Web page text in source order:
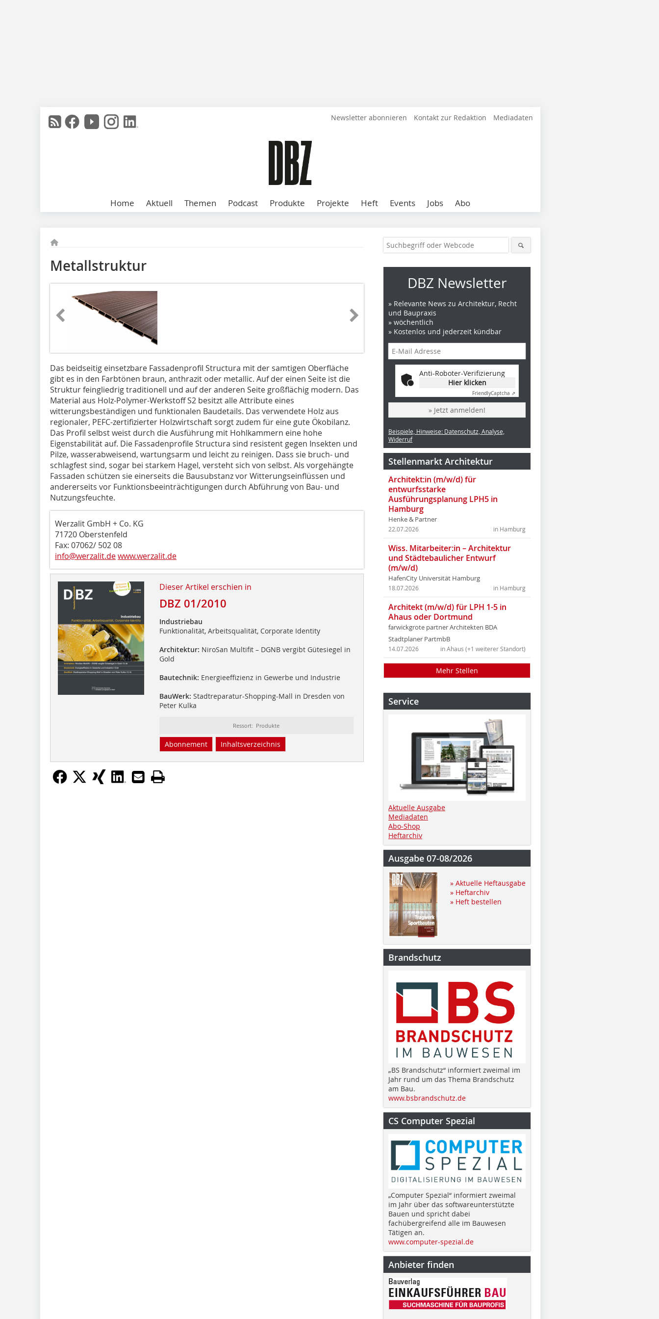
Newsletter abonnieren Kontakt zur Redaktion Mediadaten
Home Aktuell Themen Podcast Produkte Projekte Heft Events Jobs Abo
Metallstruktur
Das beidseitig einsetzbare Fassadenprofil Structura mit der samtigen Oberfläche
gibt es in den Farbtönen braun, anthrazit oder metallic. Auf der einen Seite ist die
Struktur feingliedrig traditionell und auf der anderen Seite großflächig modern. Das
Material aus Holz-Polymer-Werkstoff S2 besitzt alle Attribute eines
witterungsbeständigen und funktionalen Baudetails. Das verwendete Holz aus
regionaler, PEFC-zertifizierter Holzwirtschaft sorgt zudem für eine gute Ökobilanz.
Das Profil selbst weist durch die Ausführung mit Hohlkammern eine hohe
Eigenstabilität auf. Die Fassadenprofile Structura sind resistent gegen Insekten und
Pilze, wasserabweisend, wartungsarm und leicht zu reinigen. Dass sie bruch- und
schlagfest sind, sogar bei starkem Hagel, versteht sich von selbst. Als vorgehängte
Fassaden schützen sie einerseits die Bausubstanz vor Witterungseinflüssen und
andererseits vor Funktionsbeeinträchtigungen durch Abführung von Bau- und
Nutzungsfeuchte.
Werzalit GmbH + Co. KG
71720 Oberstenfeld
Fax: 07062/ 502 08
info@werzalit.dewww.werzalit.de
Dieser Artikel erschien in
DBZ 01/2010
Industriebau
Funktionalität, Arbeitsqualität, Corporate Identity
Architektur: NiroSan Multifit – DGNB vergibt Gütesiegel in
Gold
Bautechnik: Energieeffizienz in Gewerbe und Industrie
BauWerk: Stadtreparatur-Shopping-Mall in Dresden von
Peter Kulka
Ressort: Produkte
Abonnement Inhaltsverzeichnis
DBZ Newsletter
» Relevante News zu Architektur, Recht
und Baupraxis
» wöchentlich
» Kostenlos und jederzeit kündbar
Anti-Roboter-Verifizierung
Hier klicken
FriendlyCaptcha ⇗
» Jetzt anmelden!
Beispiele, Hinweise: Datenschutz, Analyse,
Widerruf
Stellenmarkt Architektur
Architekt:in (m/w/d) für
entwurfsstarke
Ausführungsplanung LPH5 in
Hamburg
Henke & Partner
in Hamburg
22.07.2026
Wiss. Mitarbeiter:in – Architektur
und Städtebaulicher Entwurf
(m/w/d)
HafenCity Universität Hamburg
in Hamburg
18.07.2026
Architekt (m/w/d) für LPH 1-5 in
Ahaus oder Dortmund
farwickgrote partner Architekten BDA
Stadtplaner PartmbB
in Ahaus (+1 weiterer Standort)
14.07.2026
Mehr Stellen
Service
Aktuelle Ausgabe
Mediadaten
Abo-Shop
Heftarchiv
Ausgabe 07-08/2026
» Aktuelle Heftausgabe
» Heftarchiv
» Heft bestellen
Brandschutz
„BS Brandschutz“ informiert zweimal im
Jahr rund um das Thema Brandschutz
am Bau.
www.bsbrandschutz.de
CS Computer Spezial
„Computer Spezial“ informiert zweimal
im Jahr über das softwareunterstützte
Bauen und spricht dabei
fachübergreifend alle im Bauwesen
Tätigen an.
www.computer-spezial.de
Anbieter finden